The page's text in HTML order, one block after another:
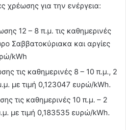
χρέωσης για την ενέργεια:
12 – 8 π.μ. τις καθημερινές
Σαββατοκύριακα και αργίες
kWh
τις καθημερινές 8 – 10 π.μ., 2
με τιμή 0,123047 ευρώ/kWh.
τις καθημερινές 10 π.μ. – 2
με τιμή 0,183535 ευρώ/kWh.